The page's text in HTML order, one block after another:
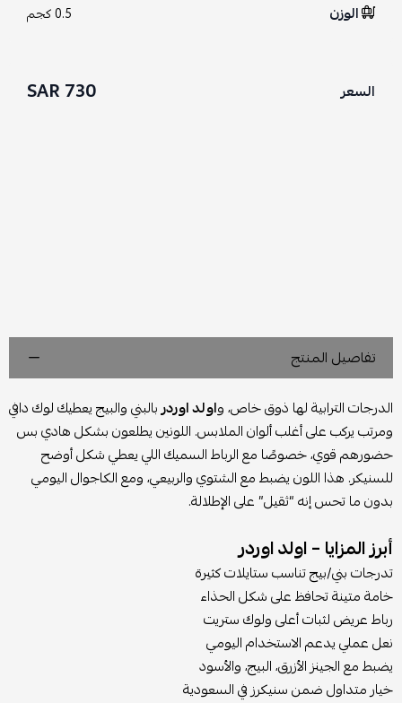
الوزن 0.5 كجم
السعر 730 SAR
تفاصيل المنتج
الدرجات الترابية لها ذوق خاص، واولد اوردربالبني والبيج يعطيك لوك دافي
ومرتب يركب على أغلب ألوان الملابس. اللونين يطلعون بشكل هادي بس
حضورهم قوي، خصوصًا مع الرباط السميك اللي يعطي شكل أوضح
للسنيكر. هذا اللون يضبط مع الشتوي والربيعي، ومع الكاجوال اليومي
بدون ما تحس إنه “ثقيل” على الإطلالة.
أبرز المزايا – اولد اوردر
تدرجات بني/بيج تناسب ستايلات كثيرة
خامة متينة تحافظ على شكل الحذاء
رباط عريض لثبات أعلى ولوك ستريت
نعل عملي يدعم الاستخدام اليومي
يضبط مع الجينز الأزرق، البيج، والأسود
خيار متداول ضمن سنيكرز في السعودية